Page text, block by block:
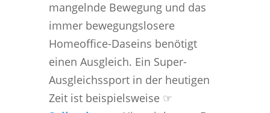
mangelnde Bewegung und das
immer bewegungslosere
Homeoffice-Daseins benötigt
einen Ausgleich. Ein Super-
Ausgleichssport in der heutigen
Zeit ist beispielsweise ☞